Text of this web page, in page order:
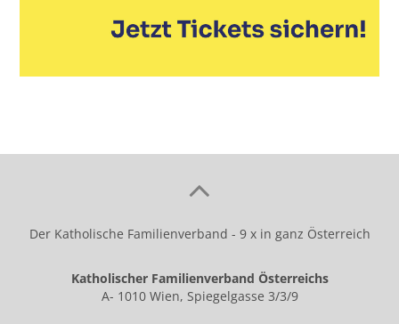
Der Katholische Familienverband - 9 x in ganz Österreich
Katholischer Familienverband Österreichs
A- 1010 Wien, Spiegelgasse 3/3/9